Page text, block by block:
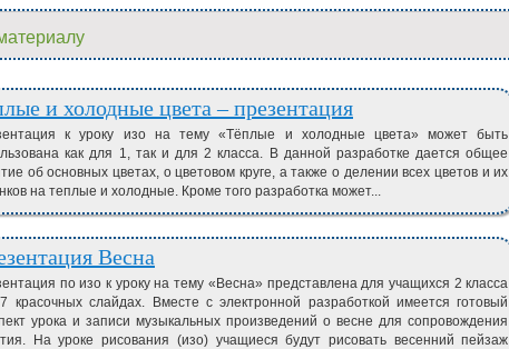
и холодные цвета – презентация
к уроку изо на тему «Тёплые и холодные цвета» может быть
как для 1, так и для 2 класса. В данной разработке дается общее
об основных цветах, о цветовом круге, а также о делении всех цветов и их
на теплые и холодные. Кроме того разработка может...
Весна
по изо к уроку на тему «Весна» представлена для учащихся 2 класса
красочных слайдах. Вместе с электронной разработкой имеется готовый
урока и записи музыкальных произведений о весне для сопровождения
На уроке рисования (изо) учащиеся будут рисовать весенний пейзаж